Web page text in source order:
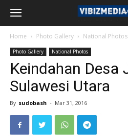
Home Photo Gallery National Photos
Photo Gallery National Photos
Keindahan Desa
Sulawesi Utara
By sudobash - Mar 31, 2016